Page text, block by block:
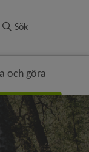
Sök
och göra